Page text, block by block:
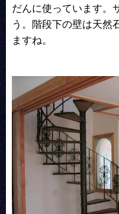
だんに使っています。
う。階段下の壁は天然
ますね。